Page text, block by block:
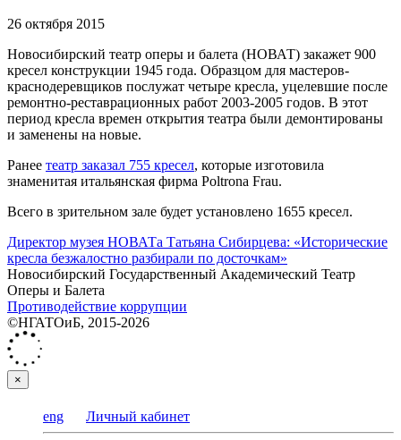
26 октября 2015
Новосибирский театр оперы и балета (НОВАТ) закажет 900
кресел конструкции 1945 года. Образцом для мастеров-
краснодеревщиков послужат четыре кресла, уцелевшие после
ремонтно-реставрационных работ 2003-2005 годов. В этот
период кресла времен открытия театра были демонтированы
и заменены на новые.
Ранее театр заказал 755 кресел, которые изготовила
знаменитая итальянская фирма Poltrona Frau.
Всего в зрительном зале будет установлено 1655 кресел.
Директор музея НОВАТа Татьяна Сибирцева: «Исторические
кресла безжалостно разбирали по досточкам»
Новосибирский Государственный Академический Театр
Оперы и Балета
Противодействие коррупции
©НГАТОиБ, 2015-2026
×
eng Личный кабинет